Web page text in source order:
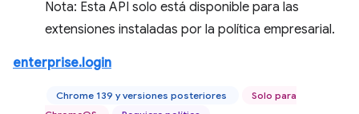
Nota: Esta API solo está disponible para las
extensiones instaladas por la política empresarial.
enterprise.login
Chrome 139 y versiones posteriores
Solo para